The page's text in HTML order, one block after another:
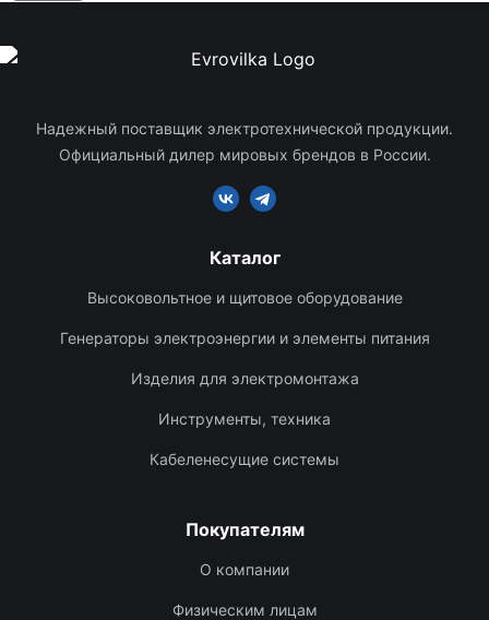
Надежный поставщик электротехнической продукции.
Официальный дилер мировых брендов в России.
Каталог
Высоковольтное и щитовое оборудование
Генераторы электроэнергии и элементы питания
Изделия для электромонтажа
Инструменты, техника
Кабеленесущие системы
Покупателям
О компании
Физическим лицам